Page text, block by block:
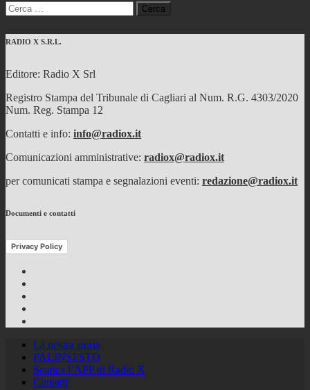
Ricerca
per:
RADIO X S.R.L.
Editore: Radio X Srl
Registro Stampa del Tribunale di Cagliari al Num. R.G. 4303/2020
Num. Reg. Stampa 12
Contatti e info: info@radiox.it
Comunicazioni amministrative: radiox@radiox.it
per comunicati stampa e segnalazioni eventi: redazione@radiox.it
Documenti e contatti
Privacy Policy
La nostra storia
PALINSESTO
Scarica l’APP di Radio X
Contatti